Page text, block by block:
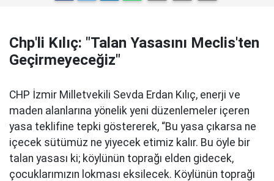
Chp'li Kılıç: "Talan Yasasını Meclis'ten
Geçirmeyeceğiz"
CHP İzmir Milletvekili Sevda Erdan Kılıç, enerji ve
maden alanlarına yönelik yeni düzenlemeler içeren
yasa teklifine tepki göstererek, “Bu yasa çıkarsa ne
içecek sütümüz ne yiyecek etimiz kalır. Bu öyle bir
talan yasası ki; köylünün toprağı elden gidecek,
çocuklarımızın lokması eksilecek. Köylünün toprağı